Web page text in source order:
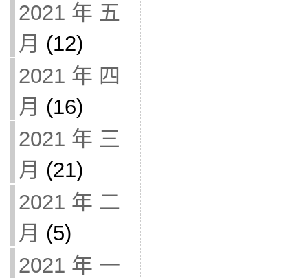
2021 年 五
月 (12)
2021 年 四
月 (16)
2021 年 三
月 (21)
2021 年 二
月 (5)
2021 年 一